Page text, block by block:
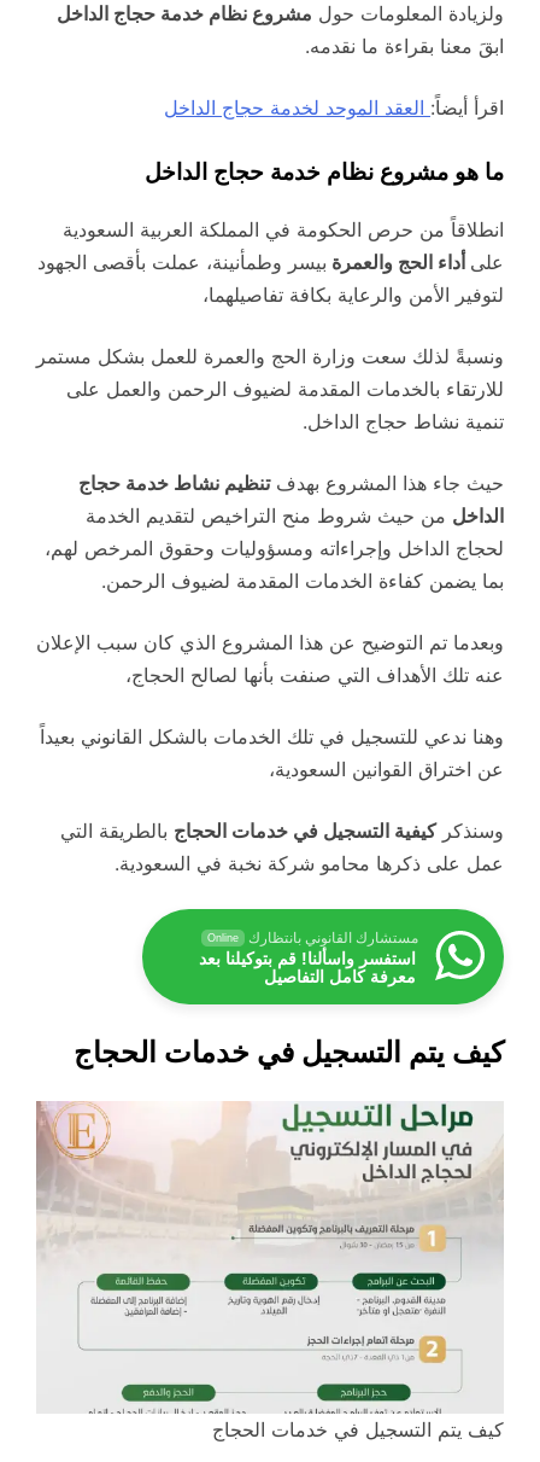
ولزيادة المعلومات حول مشروع نظام خدمة حجاج الداخل
ابقَ معنا بقراءة ما نقدمه.
اقرأ أيضاً: العقد الموحد لخدمة حجاج الداخل
ما هو مشروع نظام خدمة حجاج الداخل
انطلاقاً من حرص الحكومة في المملكة العربية السعودية
على أداء الحج والعمرة بيسر وطمأنينة، عملت بأقصى الجهود
لتوفير الأمن والرعاية بكافة تفاصيلهما،
ونسبةً لذلك سعت وزارة الحج والعمرة للعمل بشكل مستمر
للارتقاء بالخدمات المقدمة لضيوف الرحمن والعمل على
تنمية نشاط حجاج الداخل.
حيث جاء هذا المشروع بهدفتنظيم نشاط خدمة حجاج
الداخل من حيث شروط منح التراخيص لتقديم الخدمة
لحجاج الداخل وإجراءاته ومسؤوليات وحقوق المرخص لهم،
بما يضمن كفاءة الخدمات المقدمة لضيوف الرحمن.
وبعدما تم التوضيح عن هذا المشروع الذي كان سبب الإعلان
عنه تلك الأهداف التي صنفت بأنها لصالح الحجاج،
وهنا ندعي للتسجيل في تلك الخدمات بالشكل القانوني بعيداً
عن اختراق القوانين السعودية،
وسنذكركيفية التسجيل في خدمات الحجاج بالطريقة التي
عمل على ذكرها محامو شركة نخبة في السعودية.
مستشارك القانوني بانتظارك Online
استفسر واسألنا! قم بتوكيلنا بعد
معرفة كامل التفاصيل
كيف يتم التسجيل في خدمات الحجاج
كيف يتم التسجيل في خدمات الحجاج